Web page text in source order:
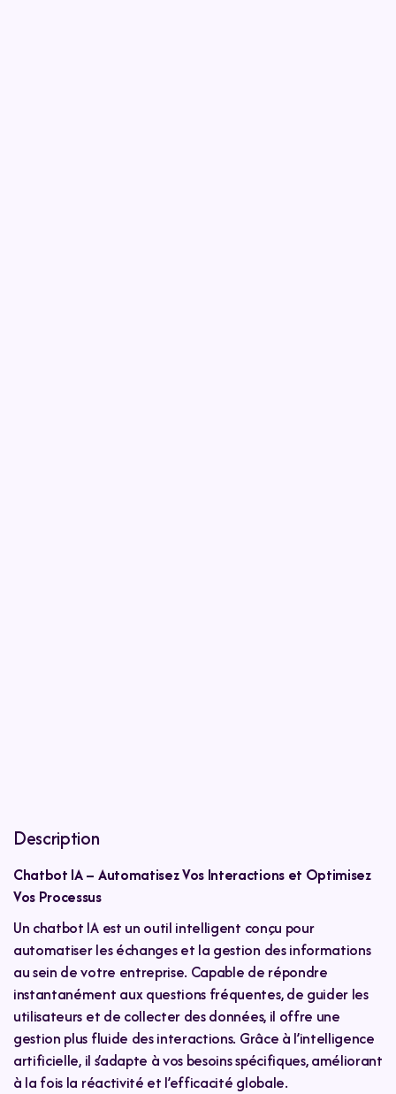
favoriser l’autonomie
Un appel de découverte gratuit
rapport d’audit détaillé
Description
Chatbot IA – Automatisez Vos Interactions et Optimisez
Vos Processus
Un chatbot IA est un outil intelligent conçu pour
automatiser les échanges et la gestion des informations
au sein de votre entreprise. Capable de répondre
instantanément aux questions fréquentes, de guider les
utilisateurs et de collecter des données, il offre une
gestion plus fluide des interactions. Grâce à l’intelligence
artificielle, il s’adapte à vos besoins spécifiques, améliorant
à la fois la réactivité et l’efficacité globale.